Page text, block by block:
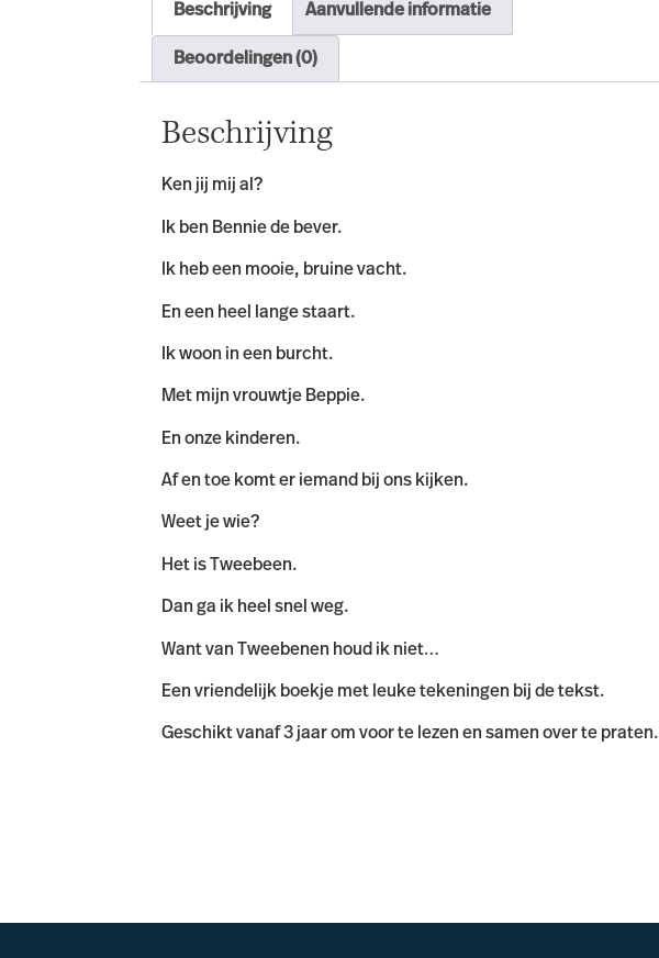
Beschrijving Aanvullende informatie
Beoordelingen (0)
Beschrijving
Ken jij mij al?
Ik ben Bennie de bever.
Ik heb een mooie, bruine vacht.
En een heel lange staart.
Ik woon in een burcht.
Met mijn vrouwtje Beppie.
En onze kinderen.
Af en toe komt er iemand bij ons kijken.
Weet je wie?
Het is Tweebeen.
Dan ga ik heel snel weg.
Want van Tweebenen houd ik niet…
Een vriendelijk boekje met leuke tekeningen bij de tekst.
Geschikt vanaf 3 jaar om voor te lezen en samen over te praten.